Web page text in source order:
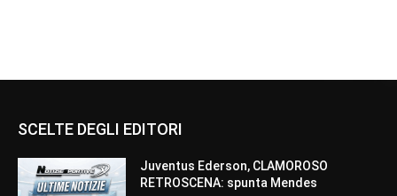
SCELTE DEGLI EDITORI
Juventus Ederson, CLAMOROSO
RETROSCENA: spunta Mendes